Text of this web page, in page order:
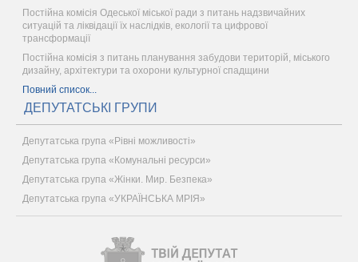
Постійна комісія Одеської міської ради з питань надзвичайних
ситуацій та ліквідації їх наслідків, екології та цифрової
трансформації
Постійна комісія з питань планування забудови територій, міського
дизайну, архітектури та охорони культурної спадщини
Повний список...
ДЕПУТАТСЬКІ ГРУПИ
Депутатська група «Рівні можливості»
Депутатська група «Комунальні ресурси»
Депутатська група «Жінки. Мир. Безпека»
Депутатська група «УКРАЇНСЬКА МРІЯ»